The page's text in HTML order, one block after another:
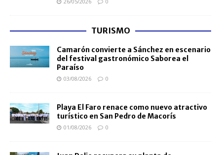
TURISMO
Camarón convierte a Sánchez en escenario
del festival gastronómico Saborea el
Paraíso
03/08/2026 0
Playa El Faro renace como nuevo atractivo
turístico en San Pedro de Macorís
01/08/2026 0